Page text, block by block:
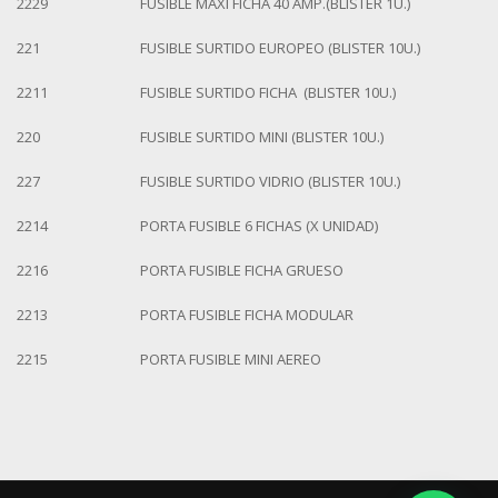
221 FUSIBLE SURTIDO EUROPEO (BLISTER 10U.)
2211 FUSIBLE SURTIDO FICHA (BLISTER 10U.)
220 FUSIBLE SURTIDO MINI (BLISTER 10U.)
227 FUSIBLE SURTIDO VIDRIO (BLISTER 10U.)
2214 PORTA FUSIBLE 6 FICHAS (X UNIDAD)
2216 PORTA FUSIBLE FICHA GRUESO
2213 PORTA FUSIBLE FICHA MODULAR
2215 PORTA FUSIBLE MINI AEREO